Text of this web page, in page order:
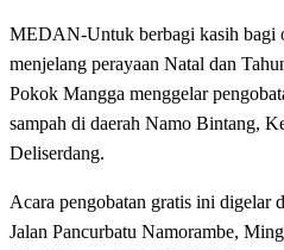
MEDAN-Untuk berbagi kasih bagi
menjelang perayaan Natal dan
Pokok Mangga menggelar
sampah di daerah Namo Bintang,
Deliserdang.
Acara pengobatan gratis ini
Jalan Pancurbatu Namorambe,